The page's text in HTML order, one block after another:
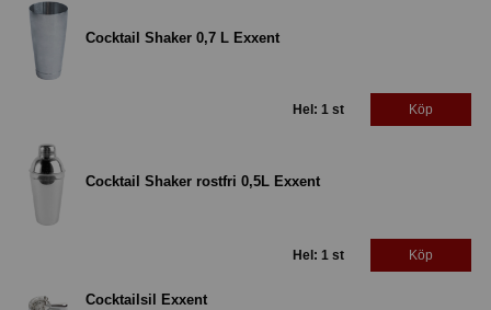
Cocktail Shaker 0,7 L Exxent
Hel: 1 st Köp
Cocktail Shaker rostfri 0,5L Exxent
Hel: 1 st Köp
Cocktailsil Exxent